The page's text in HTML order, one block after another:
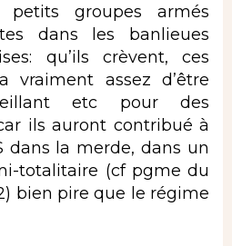
petits groupes armés
dans les banlieues
qu’ils crèvent, ces
vraiment assez d’être
etc pour des
ils auront contribué à
dans la merde, dans un
totalitaire (cf pgme du
bien pire que le régime